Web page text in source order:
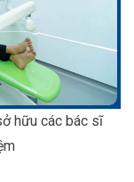
hữu các bác sĩ